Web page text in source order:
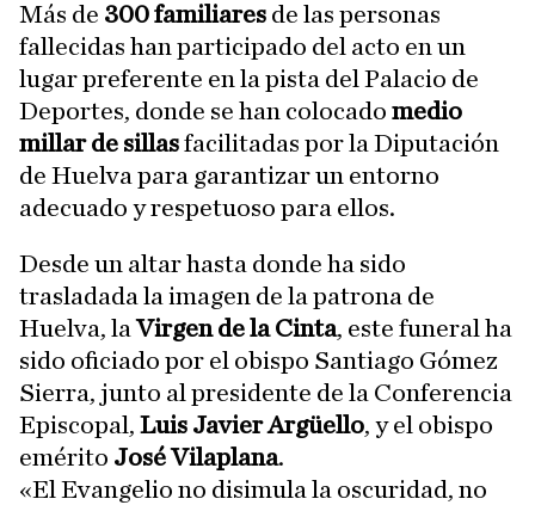
Más de 300 familiares de las personas
fallecidas han participado del acto en un
lugar preferente en la pista del Palacio de
Deportes, donde se han colocado medio
millar de sillasfacilitadas por la Diputación
de Huelva para garantizar un entorno
adecuado y respetuoso para ellos.
Desde un altar hasta donde ha sido
trasladada la imagen de la patrona de
Huelva, laVirgen de la Cinta, este funeral ha
sido oficiado por el obispo Santiago Gómez
Sierra, junto al presidente de la Conferencia
Episcopal, Luis Javier Argüello, y el obispo
emérito José Vilaplana.
«El Evangelio no disimula la oscuridad, no